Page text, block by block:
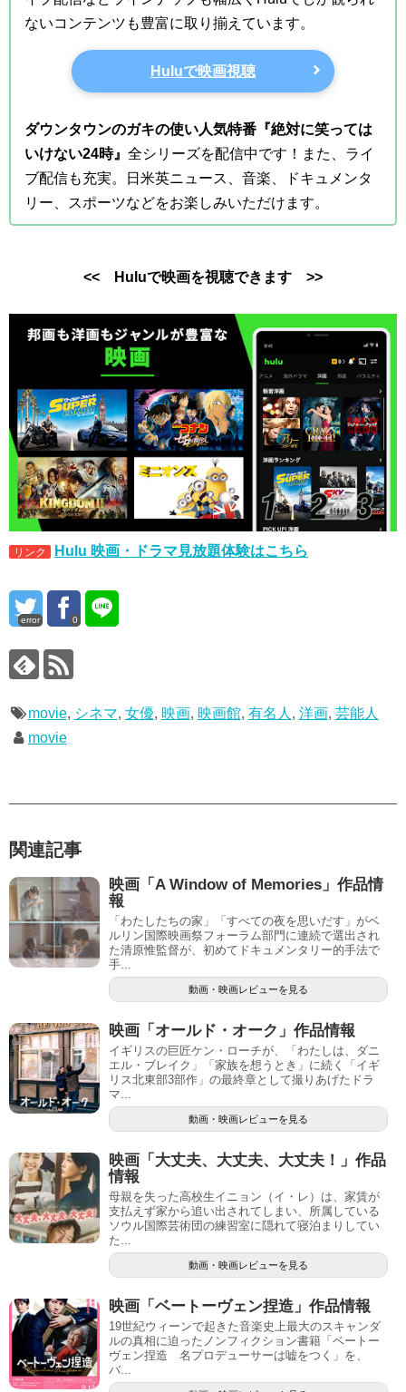
ないコンテンツも豊富に取り揃えています。
Huluで映画視聴
ダウンタウンのガキの使い人気特番『絶対に笑っては
いけない24時』 全シリーズを配信中です！また、ライ
ブ配信も充実。日米英ニュース、音楽、ドキュメンタ
リー、スポーツなどをお楽しみいただけます。
<< Huluで映画を視聴できます >>
リンク Hulu 映画・ドラマ見放題体験はこちら
error 0
movie, シネマ, 女優, 映画, 映画館, 有名人, 洋画, 芸能人
movie
関連記事
映画「A Window of Memories」作品情
報
「わたしたちの家」「すべての夜を思いだす」がベ
ルリン国際映画祭フォーラム部門に連続で選出され
た清原惟監督が、初めてドキュメンタリー的手法で
手...
動画・映画レビューを見る
映画「オールド・オーク」作品情報
イギリスの巨匠ケン・ローチが、「わたしは、ダニ
エル・ブレイク」「家族を想うとき」に続く「イギ
リス北東部3部作」の最終章として撮りあげたドラ
マ...
動画・映画レビューを見る
映画「大丈夫、大丈夫、大丈夫！」作品
情報
母親を失った高校生イニョン（イ・レ）は、家賃が
支払えず家から追い出されてしまい、所属している
ソウル国際芸術団の練習室に隠れて寝泊まりしてい
た...
動画・映画レビューを見る
映画「ベートーヴェン捏造」作品情報
19世紀ウィーンで起きた音楽史上最大のスキャンダ
ルの真相に迫ったノンフィクション書籍「ベートー
ヴェン捏造 名プロデューサーは嘘をつく」を、
バ...